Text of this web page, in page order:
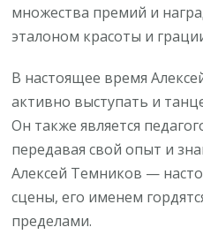
множества премий и
эталоном красоты и
В настоящее время
активно выступать и
Он также является
передавая свой опыт и
Алексей Темников —
сцены, его именем
пределами.